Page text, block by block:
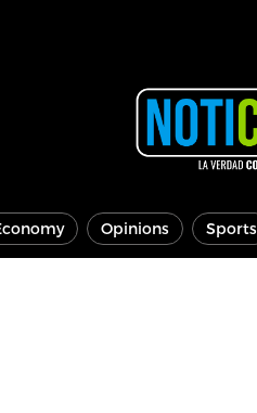
Opinions Sports